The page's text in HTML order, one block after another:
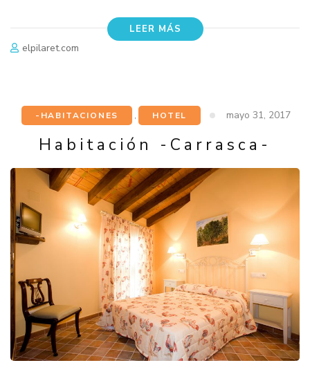
LEER MÁS
elpilaret.com
-HABITACIONES , HOTEL mayo 31, 2017
Habitación -Carrasca-